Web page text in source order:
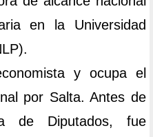
en la Universidad
y ocupa el
por Salta. Antes de
de Diputados, fue